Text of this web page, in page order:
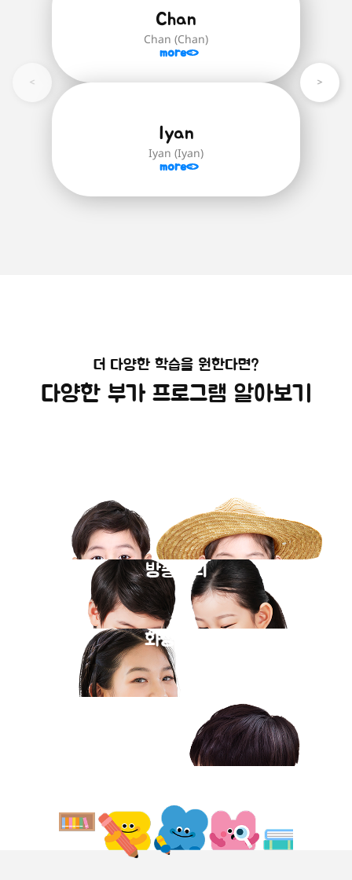
유추하는 힘을 길러줍니다.
Brainstorm English(24권):
급(파닉스)부터 최상급 단계까지의 모
재
Chan
Chan (Chan)
more
Iyan
Iyan (Iyan)
more
더 다양한 학습을 원한다면?
다양한 부가 프로그램 알아보기
방송강의
화상과외
동영상강의